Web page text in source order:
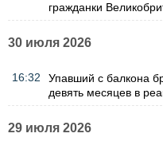
гражданки
30 июля 2026
16:32
Упавший с балкона
девять месяцев в
29 июля 2026